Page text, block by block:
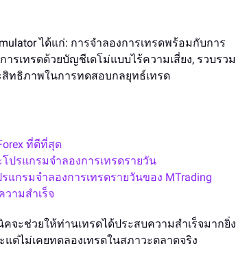
ได้แก่: การจำลองการเทรดพร้อมกับการ
รเทรดด้วยบัญชีเดโม่แบบไร้ความเสี่ยง, รวบรวม
ทธิภาพในการทดสอบกลยุทธ์เทรด
ที่ดีที่สุด
ปรแกรมจำลองการเทรดรายวัน
กรมจำลองการเทรดรายวันของ MTrading
ามสำเร็จ
จะช่วยให้ท่านเทรดได้ประสบความสำเร็จมากยิ่ง
ต่ไม่เคยทดลองเทรดในสภาวะตลาดจริง